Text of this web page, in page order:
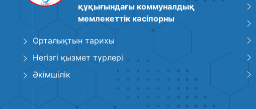
құқығындағы коммуналдық
мемлекеттік кәсіпорны
Орталықтын тарихы
Негізгі қызмет түрлері
Әкімшілік